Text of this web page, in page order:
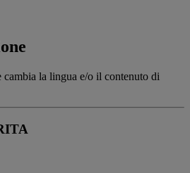
cambia la lingua e/o il contenuto di